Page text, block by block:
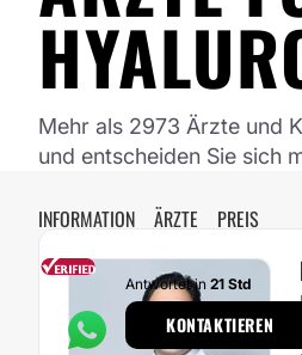
Mehr als 2973 Ärzte und
und entscheiden Sie sich
INFORMATION ÄRZTE PREIS
Antwortet in 21 Std
KONTAKTIEREN